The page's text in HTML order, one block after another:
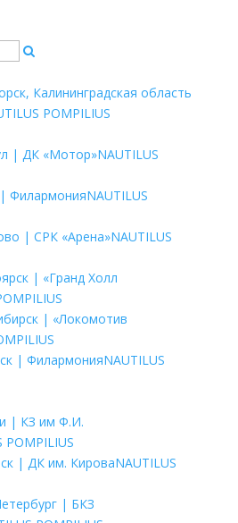
Калининградская область
POMPILIUS
| ДК «Мотор»NAUTILUS
ФилармонияNAUTILUS
| СРК «Арена»NAUTILUS
| «Гранд Холл
| «Локомотив
| ФилармонияNAUTILUS
| КЗ им Ф.И.
POMPILIUS
| ДК им. КироваNAUTILUS
| БКЗ